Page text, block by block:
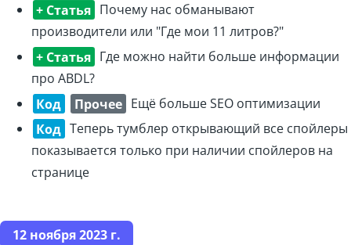
+ Статья Почему нас обманывают
производители или "Где мои 11 литров?"
+ Статья Где можно найти больше информации
про ABDL?
Код
Прочее Ещё больше SEO оптимизации
Код Теперь тумблер открывающий все спойлеры
показывается только при наличии спойлеров на
странице
12 ноября 2023 г.